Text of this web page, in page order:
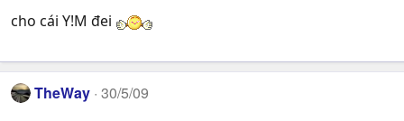
cho cái Y!M đei
TheWay 30/5/09